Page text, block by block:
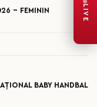
- FEMININ
BABY HANDBAL
LIVE